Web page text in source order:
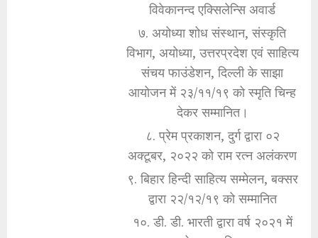
विवेकानन्द एक्सिलेन्सि अवार्ड
७. अयोध्या शोध संस्थान, संस्कृति
विभाग, अयोध्या, उत्तरप्रदेश एवं साहित्य
संचय फाउंडेशन, दिल्ली के साझा
आयोजन में २३/११/१९ को स्मृति चिन्ह
देकर सम्मानित।
८. प्रेम प्रकाशन, दुर्ग द्वारा ०२
अक्टूबर, २०२२ को राम रत्न अलंकरण
९. बिहार हिन्दी साहित्य सम्मेलन, बक्सर
द्वारा २२/१२/१९ को सम्मानित
१०. डी. डी. भारती द्वारा वर्ष २०२१ में